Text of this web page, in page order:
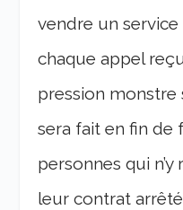
vendre un
chaque appel
pression monstre
sera fait en fin de
personnes qui
leur contrat arrêté